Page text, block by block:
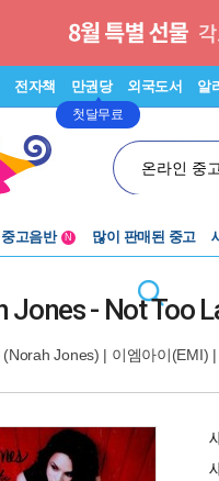
전자책 만권당
첫달무료
외국도서 알
온라인 중고
중고음반
N 많이 판매된 중고
Jones - Not Too
(Norah Jones) | 이엠아이(EMI)